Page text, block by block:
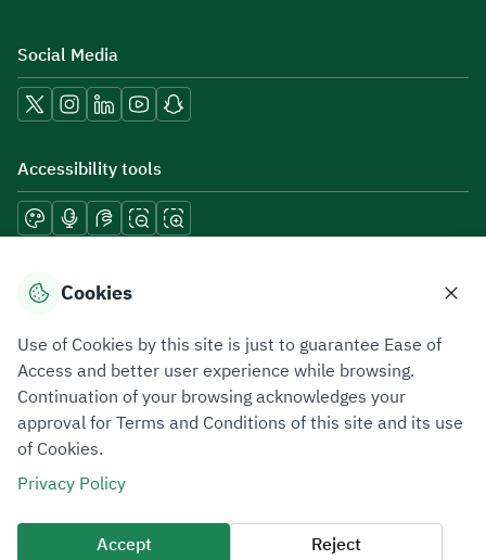
Social Media
Accessibility tools
Download mobile applications
Privacy PolicyTerms of UseSite Map
All rights reserved 2026 © ZATCA.GOV.SA
Developed and Maintained by Zakat, Tax and Customs Authority
Last update for site was
09 August 2026 08:47 AM
Cookies
Use of Cookies by this site is just to guarantee Ease of
Access and better user experience while browsing.
Continuation of your browsing acknowledges your
approval for Terms and Conditions of this site and its use
of Cookies.
Privacy Policy
Accept Reject